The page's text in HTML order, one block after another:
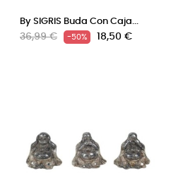
By SIGRIS Buda Con Caja...
Precio
36,99 € -50% Precio
18,50 €